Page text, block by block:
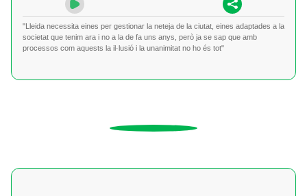
"Lleida necessita eines per gestionar la neteja de la ciutat, eines adaptades a la
societat que tenim ara i no a la de fa uns anys, però ja se sap que amb
processos com aquests la il·lusió i la unanimitat no ho és tot"